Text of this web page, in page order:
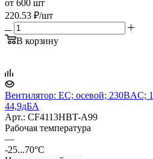
от 600 шт
220.53 ₽/шт
В корзину
Вентилятор: EC; осевой; 230ВAC;
44,9дБА
Арт.: CF4113HBT-A99
Рабочая температура
—
-25...70°C